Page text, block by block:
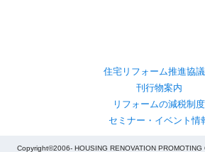
住宅リフォーム推進協
刊行物案内
リフォームの減税制度
セミナー・イベント情
Copyright©2006- HOUSING RENOVATION PROMOTING